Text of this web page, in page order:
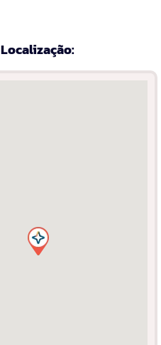
Localização: